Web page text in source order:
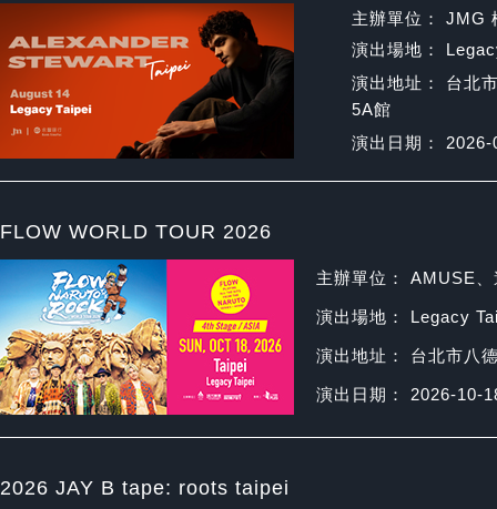
主辦單位： JMG
演出場地：
演出地址： 台北
5A館
演出日期：
FLOW WORLD TOUR 2026
主辦單位： AMUSE
演出場地： Legacy
演出地址： 台北市八
演出日期： 2026-10-
2026 JAY B tape: roots taipei